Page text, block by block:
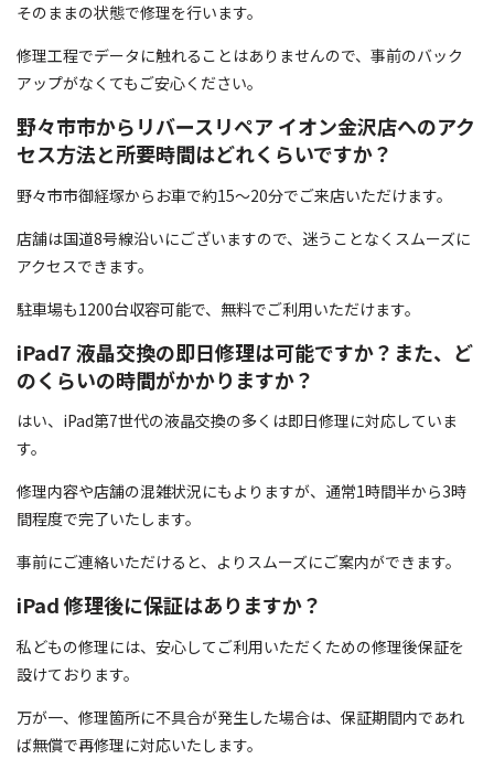
そのままの状態で修理を行います。
修理工程でデータに触れることはありませんので、事前のバック
アップがなくてもご安心ください。
野々市市からリバースリペア イオン金沢店へのアク
セス方法と所要時間はどれくらいですか？
野々市市御経塚からお車で約15〜20分でご来店いただけます。
店舗は国道8号線沿いにございますので、迷うことなくスムーズに
アクセスできます。
駐車場も1200台収容可能で、無料でご利用いただけます。
iPad7 液晶交換の即日修理は可能ですか？また、ど
のくらいの時間がかかりますか？
はい、iPad第7世代の液晶交換の多くは即日修理に対応していま
す。
修理内容や店舗の混雑状況にもよりますが、通常1時間半から3時
間程度で完了いたします。
事前にご連絡いただけると、よりスムーズにご案内ができます。
iPad 修理後に保証はありますか？
私どもの修理には、安心してご利用いただくための修理後保証を
設けております。
万が一、修理箇所に不具合が発生した場合は、保証期間内であれ
ば無償で再修理に対応いたします。